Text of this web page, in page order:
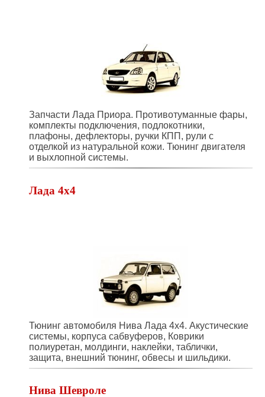
Запчасти Лада Приора. Противотуманные фары,
комплекты подключения, подлокотники,
плафоны, дефлекторы, ручки КПП, рули с
отделкой из натуральной кожи. Тюнинг двигателя
и выхлопной системы.
Лада 4х4
Тюнинг автомобиля Нива Лада 4х4. Акустические
системы, корпуса сабвуферов, Коврики
полиуретан, молдинги, наклейки, таблички,
защита, внешний тюнинг, обвесы и шильдики.
Нива Шевроле